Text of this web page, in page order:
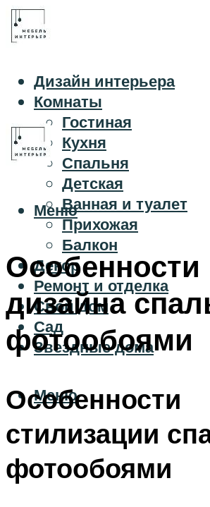
Дизайн интерьера
Комнаты
Гостиная
Кухня
Спальня
Детская
Ванная и туалет
Прихожая
Балкон
Декор
Ремонт и отделка
Свой дом
Сад
Звездные дома
Меню
Меню
Особенности
дизайна
фотообоями
Особенности
стилизации
фотообоями